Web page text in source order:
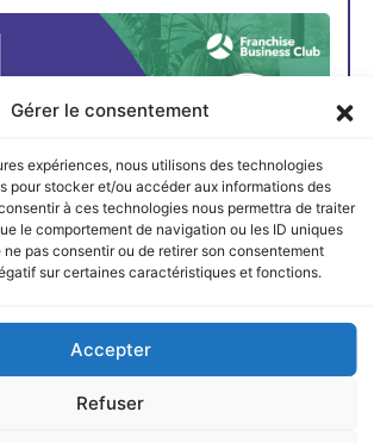
Gérer le consentement
expériences, nous utilisons des technologies
pour stocker et/ou accéder aux informations des
à ces technologies nous permettra de traiter
le comportement de navigation ou les ID uniques
pas consentir ou de retirer son consentement
sur certaines caractéristiques et fonctions.
Accepter
Refuser
JE M'INSCRIS